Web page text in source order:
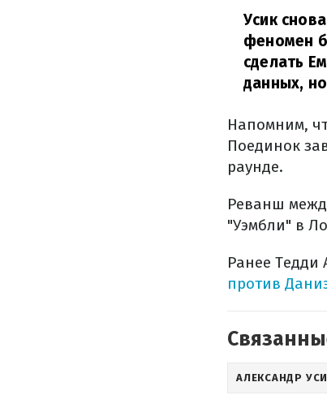
Усик
феномен
сделать
данных,
Напомним,
Поединок
раунде.
Реванш
"Уэмбли" в
Ранее Тедди
против
АЛЕКСАНДР